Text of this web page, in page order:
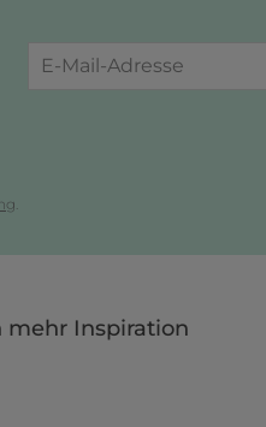
.
mehr Inspiration